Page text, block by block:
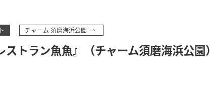
チャーム 須磨海浜公園
トラン魚魚』（チャーム須磨海浜公園）